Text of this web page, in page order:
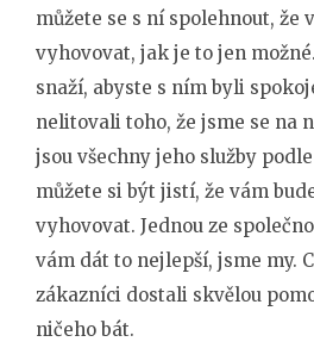
můžete se s ní spolehnout, že
vyhovovat, jak je to jen
snaží, abyste s ním byli
nelitovali toho, že jsme se na
jsou všechny jeho služby
můžete si být jistí, že vám
vyhovovat. Jednou ze
vám dát to nejlepší, jsme my.
zákazníci dostali skvělou
ničeho bát.